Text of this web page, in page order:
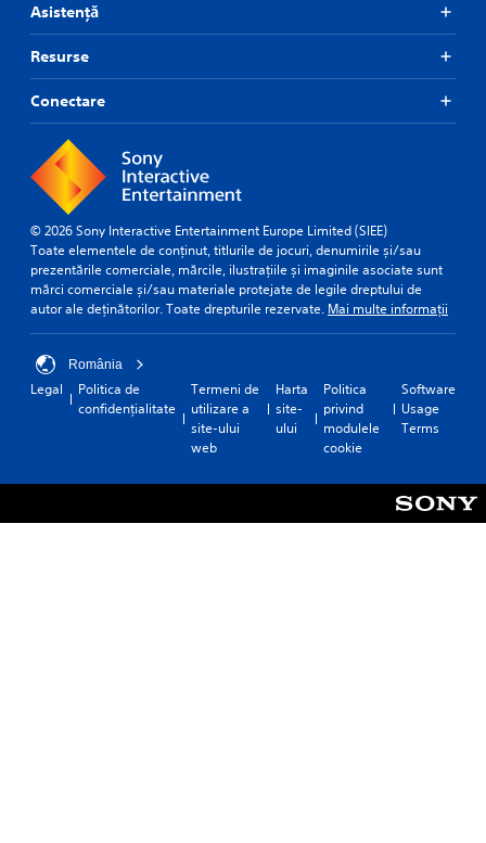
Asistență
Resurse
Conectare
© 2026 Sony Interactive Entertainment Europe Limited (SIEE)
Toate elementele de conținut, titlurile de jocuri, denumirile și/sau
prezentările comerciale, mărcile, ilustrațiile și imaginile asociate sunt
mărci comerciale și/sau materiale protejate de legile dreptului de
autor ale deținătorilor. Toate drepturile rezervate. Mai multe informații
România
Legal
Politica de
confidențialitate
Termeni de
utilizare a
site-ului
web
Harta
site-
ului
Politica
privind
modulele
cookie
Software
Usage
Terms